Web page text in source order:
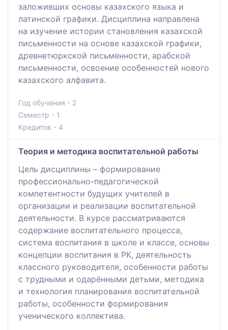
заложивших основы казахского языка и
латинской графики. Дисциплина направлена
на изучение истории становления казахской
письменности на основе казахской графики,
древнетюркской письменности, арабской
письменности, освоение особенностей нового
казахского алфавита.
Год обучения - 2
Семестр - 1
Кредитов - 4
Теория и методика воспитательной работы
Цель дисциплины – формирование
профессионально-педагогической
компетентности будущих учителей в
организации и реализации воспитательной
деятельности. В курсе рассматриваются
содержание воспитательного процесса,
система воспитания в школе и классе, основы
концепции воспитания в РК, деятельность
классного руководителя, особенности работы
с трудными и одарёнными детьми, методика
и технология планирования воспитательной
работы, особенности формирования
ученического коллектива.